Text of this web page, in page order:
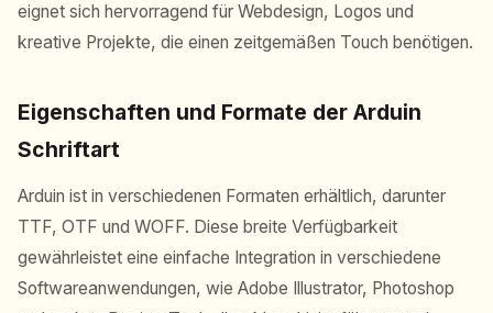
eignet sich hervorragend für Webdesign, Logos und
kreative Projekte, die einen zeitgemäßen Touch benötigen.
Eigenschaften und Formate der Arduin
Schriftart
Arduin ist in verschiedenen Formaten erhältlich, darunter
TTF, OTF und WOFF. Diese breite Verfügbarkeit
gewährleistet eine einfache Integration in verschiedene
Softwareanwendungen, wie Adobe Illustrator, Photoshop